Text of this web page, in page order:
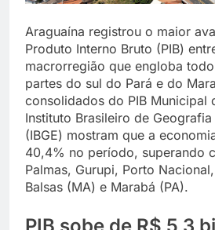
Araguaína registrou o maior
Produto Interno Bruto (PIB)
macrorregião que engloba
partes do sul do Pará e do
consolidados do PIB Municipal
Instituto Brasileiro de
(IBGE) mostram que a
40,4% no período, superando
Palmas, Gurupi, Porto
Balsas (MA) e Marabá (PA).